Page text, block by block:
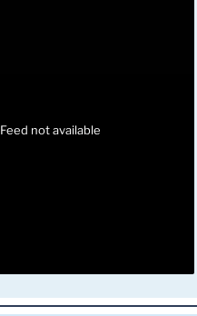
Feed not available